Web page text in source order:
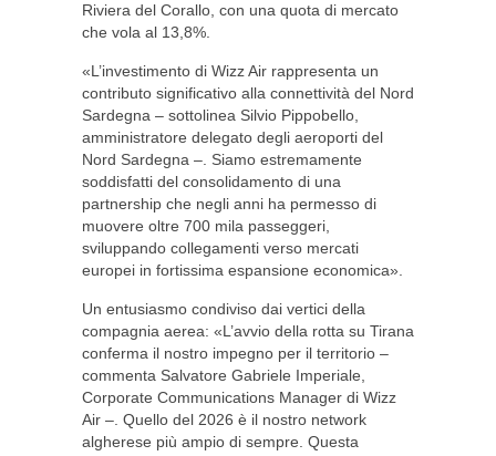
Riviera del Corallo, con una quota di mercato
che vola al 13,8%.
«L’investimento di Wizz Air rappresenta un
contributo significativo alla connettività del Nord
Sardegna – sottolinea Silvio Pippobello,
amministratore delegato degli aeroporti del
Nord Sardegna –. Siamo estremamente
soddisfatti del consolidamento di una
partnership che negli anni ha permesso di
muovere oltre 700 mila passeggeri,
sviluppando collegamenti verso mercati
europei in fortissima espansione economica».
Un entusiasmo condiviso dai vertici della
compagnia aerea: «L’avvio della rotta su Tirana
conferma il nostro impegno per il territorio –
commenta Salvatore Gabriele Imperiale,
Corporate Communications Manager di Wizz
Air –. Quello del 2026 è il nostro network
algherese più ampio di sempre. Questa